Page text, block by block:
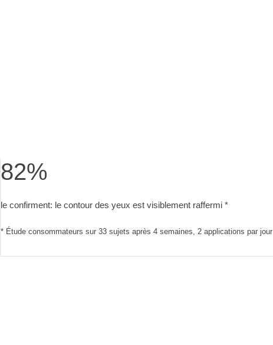
82%
le confirment: le contour des yeux est visiblement raffermi *
* Étude consommateurs sur 33 sujets après 4 semaines, 2 applications par jour